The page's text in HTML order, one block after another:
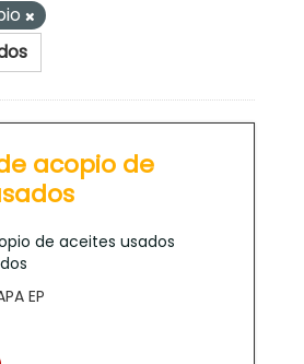
acopio de
de aceites usados
EP